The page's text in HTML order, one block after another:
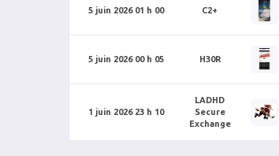
5 juin 2026 01 h 00 C2+
5 juin 2026 00 h 05 H30R
1 juin 2026 23 h 10
LADHD
Secure
Exchange